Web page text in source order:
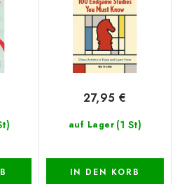
auf Lager (1 St)
27,95 €
IN DEN KORB